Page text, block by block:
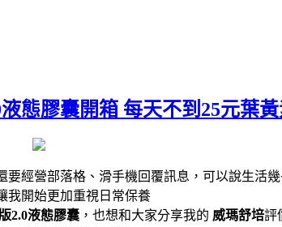
態膠囊開箱 每天不到25元葉
經營部落格、滑手機回覆訊息，可以說生活
我開始更加重視日常保養
2.0液態膠囊 ，也想和大家分享我的 威瑪舒培評